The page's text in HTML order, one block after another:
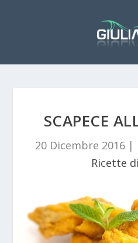
SCAPECE
20 Dicembre 2016 |
Ricette